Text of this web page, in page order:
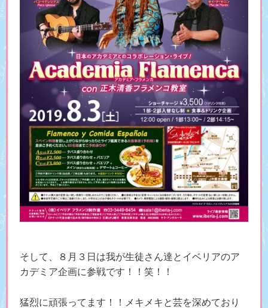
そして、８月３日は我が生徒さん達とイベリアのア
カデミア企画に参戦です！！笑！！
猛烈に頑張ってます！！メキメキと芸を深めており